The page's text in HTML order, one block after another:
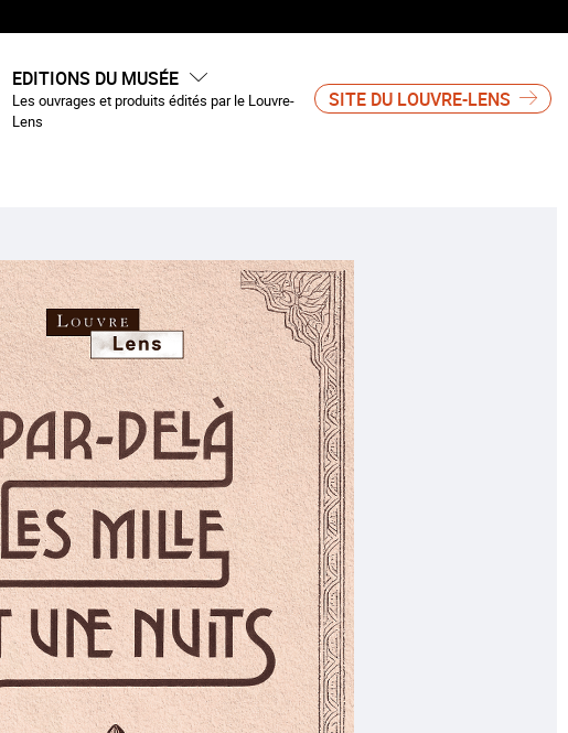
EDITIONS DU MUSÉE
Les ouvrages et produits édités par le Louvre-
Lens
SITE DU LOUVRE-LENS